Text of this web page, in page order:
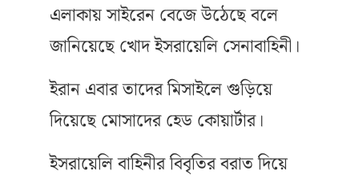
এলাকায় সাইরেন বেজে উঠেছে বলে
জানিয়েছে খোদ ইসরায়েলি সেনাবাহিনী।
ইরান এবার তাদের মিসাইলে গুড়িয়ে
দিয়েছে মোসাদের হেড কোয়ার্টার।
ইসরায়েলি বাহিনীর বিবৃতির বরাত দিয়ে